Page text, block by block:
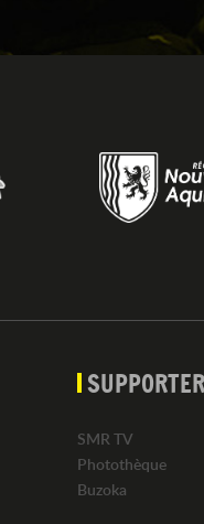
SMR TV
Photothèque
Buzoka